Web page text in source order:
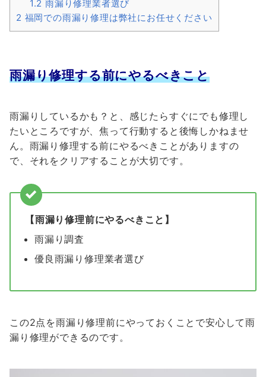
1.2 雨漏り修理業者選び
2 福岡での雨漏り修理は弊社にお任せください
雨漏り修理する前にやるべきこと
雨漏りしているかも？と、感じたらすぐにでも修理し
たいところですが、焦って行動すると後悔しかねませ
ん。雨漏り修理する前にやるべきことがありますの
で、それをクリアすることが大切です。
【雨漏り修理前にやるべきこと】
雨漏り調査
優良雨漏り修理業者選び
この2点を雨漏り修理前にやっておくことで安心して雨
漏り修理ができるのです。